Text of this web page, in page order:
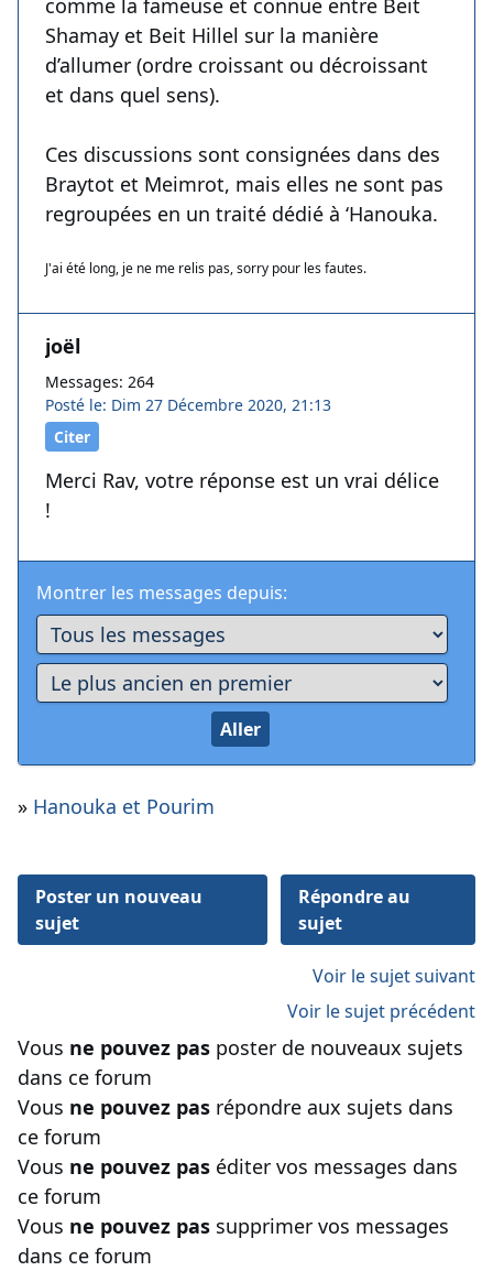
comme la fameuse et connue entre Beit
Shamay et Beit Hillel sur la manière
d’allumer (ordre croissant ou décroissant
et dans quel sens).
Ces discussions sont consignées dans des
Braytot et Meimrot, mais elles ne sont pas
regroupées en un traité dédié à ‘Hanouka.
J'ai été long, je ne me relis pas, sorry pour les fautes.
joël
Messages: 264
Posté le: Dim 27 Décembre 2020, 21:13
Citer
Merci Rav, votre réponse est un vrai délice
!
Montrer les messages depuis:
» Hanouka et Pourim
Poster un nouveau
sujet
Répondre au
sujet
Voir le sujet suivant
Voir le sujet précédent
Vous ne pouvez pas poster de nouveaux sujets
dans ce forum
Vous ne pouvez pas répondre aux sujets dans
ce forum
Vous ne pouvez pas éditer vos messages dans
ce forum
Vous ne pouvez pas supprimer vos messages
dans ce forum